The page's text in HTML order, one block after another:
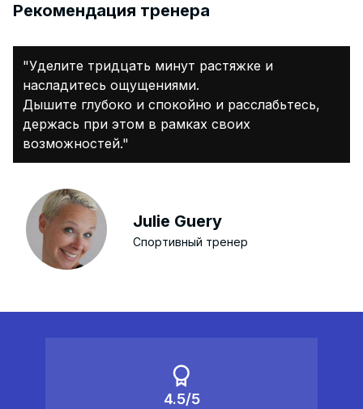
Pекомендация тренера
"Уделите тридцать минут растяжке и
насладитесь ощущениями.
Дышите глубоко и спокойно и расслабьтесь,
держась при этом в рамках своих
возможностей."
Julie Guery
Спортивный тренер
4.5/5